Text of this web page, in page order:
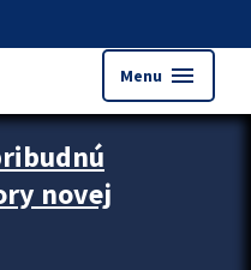
Menu menu
novej